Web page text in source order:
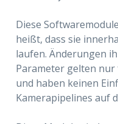
Diese
heißt, dass sie
laufen. Änderungen
Parameter gelten
und haben keinen
Kamerapipelines auf